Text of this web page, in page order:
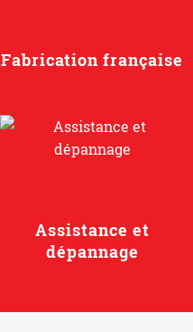
Fabrication française
Assistance et
dépannage